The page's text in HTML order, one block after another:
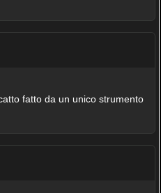
fatto da un unico strumento